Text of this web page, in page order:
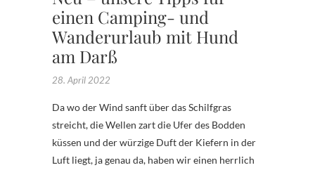
einen Camping- und
Wanderurlaub mit Hund
am Darß
28. April 2022
Da wo der Wind sanft über das Schilfgras
streicht, die Wellen zart die Ufer des Bodden
küssen und der würzige Duft der Kiefern in der
Luft liegt, ja genau da, haben wir einen herrlich